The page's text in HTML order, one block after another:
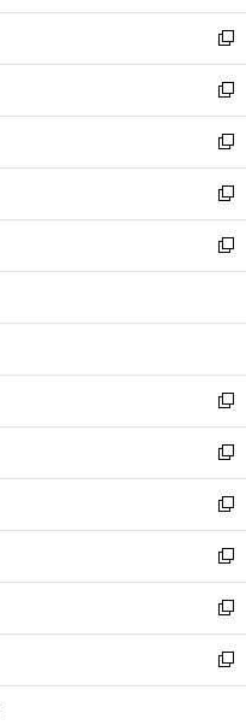
開
く
ウ
で
開
く
ン
ド
ウ
で
開
く
ウ
ィ
ン
ド
ウ
で
開
く
新
し
い
ウ
ィ
ン
ド
ウ
で
開
新
し
い
ウ
ィ
ン
ド
ウ
開
新
し
い
ウ
ィ
ン
ウ
開
く
新
し
い
ウ
ン
ウ
で
開
く
新
し
ウ
ン
ド
ウ
で
開
く
新
し
い
ウ
ィ
ン
ド
ウ
で
開
く
新
し
い
ウ
ィ
ン
ド
ウ
で
開
新
し
い
ウ
ィ
ン
ド
ウ
新
し
い
ウ
ィ
ン
新
し
い
ウ
新
し